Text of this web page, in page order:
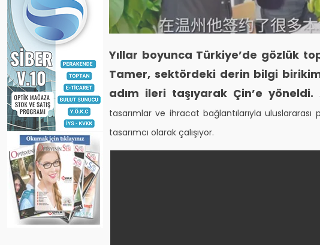
Yıllar boyunca Türkiye’de gözlük
Tamer, sektördeki derin bilgi
adım ileri taşıyarak Çin’e yöneldi.
tasarımlar ve ihracat bağlantılarıyla
tasarımcı olarak çalışıyor.